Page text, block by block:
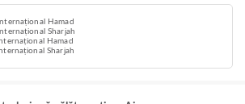
Hamad
Sharjah
Hamad
Sharjah